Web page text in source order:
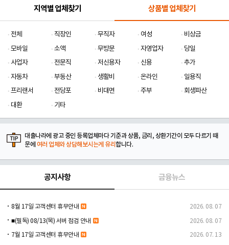
지역별 업체찾기 상품별 업체찾기
전체 직장인 무직자 여성
비상금
모바일
소액 무방문 자영업자
당일
사업자
전문직 저신용자 신용
추가
자동차
부동산 생활비 온라인
일용직
프리랜서
전당포 비대면 주부
회생파산
대환
기타
대출나라에 광고 중인 등록업체마다 기준과 상품, 금리, 상환기간이 모두 다르기 때
문에 여러 업체와 상담해보시는게 유리합니다.
공지사항 금융뉴스
8월 17일 고객센터 휴무안내 2026. 08. 07
■(필독) 08/13(목) 서버 점검 안내 2026. 08. 07
7월 17일 고객센터 휴무안내 2026. 07. 13